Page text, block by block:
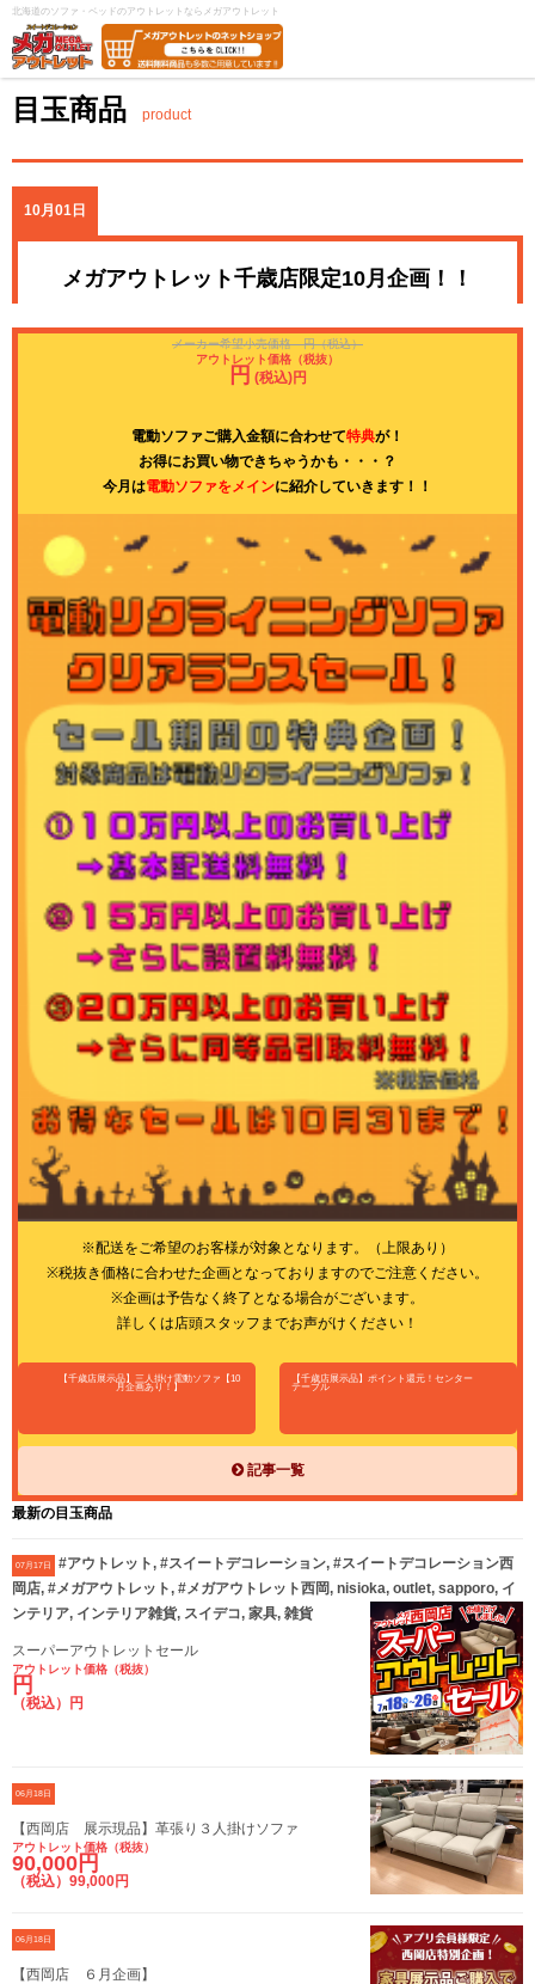
北海道のソファ・ベッドのアウトレットならメガアウトレット
目玉商品 product
10月01日
メガアウトレット千歳店限定10月企画！！
メーカー希望小売価格 円（税込）
アウトレット価格（税抜）
円 (税込)円
電動ソファご購入金額に合わせて特典が！
お得にお買い物できちゃうかも・・・？
今月は電動ソファをメインに紹介していきます！！
※配送をご希望のお客様が対象となります。（上限あり）
※税抜き価格に合わせた企画となっておりますのでご注意ください。
※企画は予告なく終了となる場合がございます。
詳しくは店頭スタッフまでお声がけください！
【千歳店展示品】三人掛け電動ソファ【10
月企画あり！】
【千歳店展示品】ポイント還元！センター
テーブル
記事一覧
最新の目玉商品
07月17日
#アウトレット, #スイートデコレーション, #スイートデコレーション西
岡店, #メガアウトレット, #メガアウトレット西岡, nisioka, outlet, sapporo, イ
ンテリア, インテリア雑貨, スイデコ, 家具, 雑貨
スーパーアウトレットセール
アウトレット価格（税抜）
円
（税込）円
06月18日
【西岡店 展示現品】革張り３人掛けソファ
アウトレット価格（税抜）
90,000円
（税込）99,000円
06月18日
【西岡店 ６月企画】